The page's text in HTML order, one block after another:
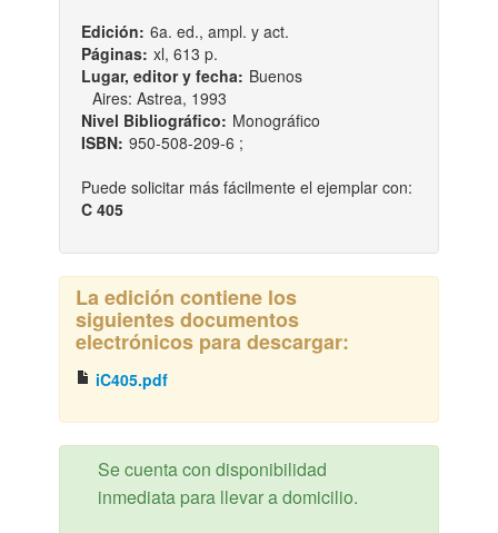
Edición: 6a. ed., ampl. y act.
Páginas: xl, 613 p.
Lugar, editor y fecha: Buenos
Aires: Astrea, 1993
Nivel Bibliográfico: Monográfico
ISBN: 950-508-209-6 ;
Puede solicitar más fácilmente el ejemplar con:
C 405
La edición contiene los
siguientes documentos
electrónicos para descargar:
iC405.pdf
Se cuenta con disponibilidad
inmediata para llevar a domicilio.